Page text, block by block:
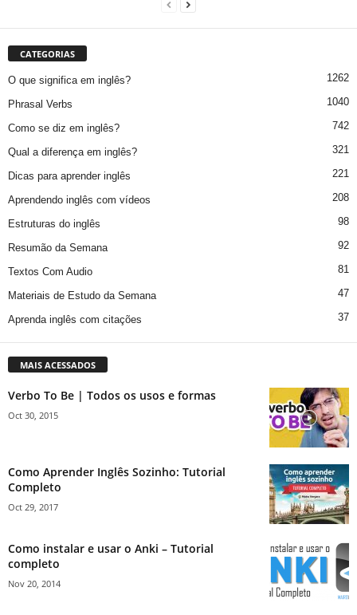
CATEGORIAS
O que significa em inglês? 1262
Phrasal Verbs 1040
Como se diz em inglês? 742
Qual a diferença em inglês? 321
Dicas para aprender inglês 221
Aprendendo inglês com vídeos 208
Estruturas do inglês 98
Resumão da Semana 92
Textos Com Audio 81
Materiais de Estudo da Semana 47
Aprenda inglês com citações 37
MAIS ACESSADOS
Verbo To Be | Todos os usos e formas
Oct 30, 2015
Como Aprender Inglês Sozinho: Tutorial
Completo
Oct 29, 2017
Como instalar e usar o Anki – Tutorial
completo
Nov 20, 2014